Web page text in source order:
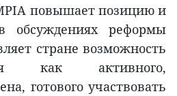
повышает позицию и
обсуждениях реформы
стране возможность
как активного,
готового участвовать